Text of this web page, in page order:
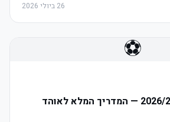
26 ביולי 2026
⚽
כרטיסים לצ'לסי 2026/27 — המדריך המלא לאוהד